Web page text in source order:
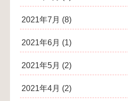
2021年7月 (8)
2021年6月 (1)
2021年5月 (2)
2021年4月 (2)